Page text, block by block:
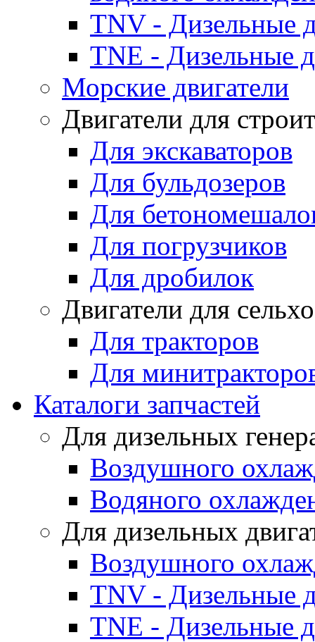
TNV - Дизельные
TNE - Дизельные
Морские двигатели
Двигатели для
Для экскаваторов
Для бульдозеров
Для
Для погрузчиков
Для дробилок
Двигатели для
Для тракторов
Для
Каталоги запчастей
Для дизельных
Воздушного
Водяного
Для дизельных
Воздушного
TNV - Дизельные
TNE - Дизельные